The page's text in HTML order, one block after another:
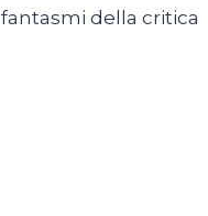
fantasmi della critica